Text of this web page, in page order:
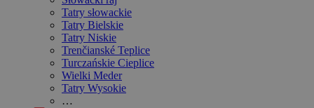
Tatry słowackie
Tatry Bielskie
Tatry Niskie
Trenčianské Teplice
Turczańskie Cieplice
Wielki Meder
Tatry Wysokie
…